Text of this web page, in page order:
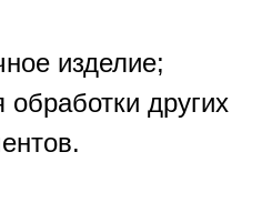
изделие;
других